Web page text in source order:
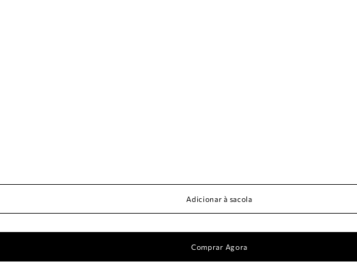
Adicionar à sacola
Comprar Agora